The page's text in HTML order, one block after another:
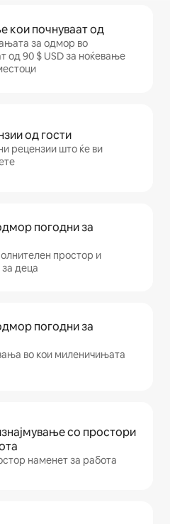
кои почнуваат од
за одмор во
од 90 $ USD за ноќевање
од гости
рецензии што ќе ви
погодни за
простор и
деца
погодни за
во кои миленичињата
со простори
наменет за работа